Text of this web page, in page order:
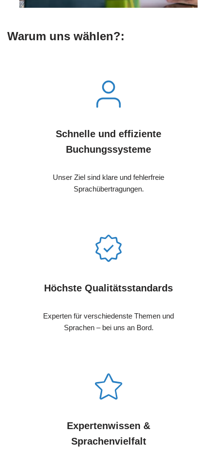
Warum uns wählen?:
Schnelle und effiziente
Buchungssysteme
Unser Ziel sind klare und fehlerfreie
Sprachübertragungen.
Höchste Qualitätsstandards
Experten für verschiedenste Themen und
Sprachen – bei uns an Bord.
Expertenwissen &
Sprachenvielfalt